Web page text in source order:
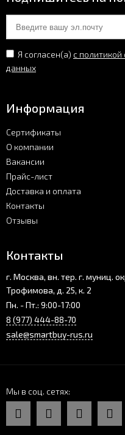
Я согласен(a) с
данных
Информация
Сертификаты
О компании
Вакансии
Прайс-лист
Доставка и оплата
Контакты
Отзывы
Контакты
г. Москва, вн. тер. г. муниц.
Трофимова, д. 25, к. 2
Пн. - Пт.: 9:00-17:00
8 (977) 444-88-70
sale@smartbuy-rus.ru
Мы в соц. сетях